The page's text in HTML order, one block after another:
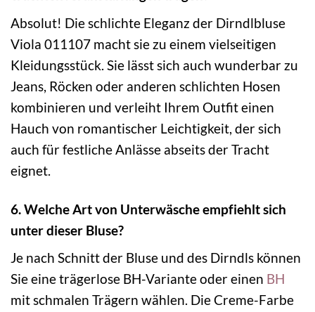
Absolut! Die schlichte Eleganz der Dirndlbluse
Viola 011107 macht sie zu einem vielseitigen
Kleidungsstück. Sie lässt sich auch wunderbar zu
Jeans, Röcken oder anderen schlichten Hosen
kombinieren und verleiht Ihrem Outfit einen
Hauch von romantischer Leichtigkeit, der sich
auch für festliche Anlässe abseits der Tracht
eignet.
6. Welche Art von Unterwäsche empfiehlt sich
unter dieser Bluse?
Je nach Schnitt der Bluse und des Dirndls können
Sie eine trägerlose BH-Variante oder einen BH
mit schmalen Trägern wählen. Die Creme-Farbe